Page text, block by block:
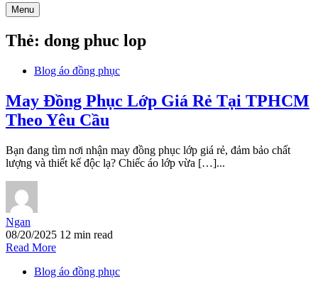
Menu
Thẻ: dong phuc lop
Blog áo đồng phục
May Đồng Phục Lớp Giá Rẻ Tại TPHCM
Theo Yêu Cầu
Bạn đang tìm nơi nhận may đồng phục lớp giá rẻ, đảm bảo chất
lượng và thiết kế độc lạ? Chiếc áo lớp vừa […]...
Ngan
08/20/2025 12 min read
Read More
Blog áo đồng phục